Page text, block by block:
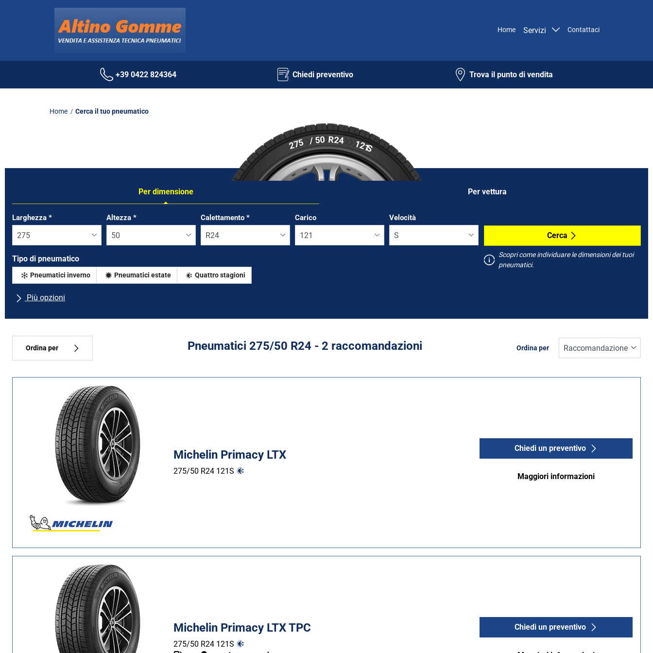
Home Servizi Contattaci
+39 0422 824364 Chiedi preventivo Trova il punto di vendita
Home Cerca il tuo pneumatico
275 / 50 R24 121
S
Per dimensione Per vettura
Tab updated: Per dimensione
Larghezza * Altezza* Calettamento* Carico Velocità
Tipo di pneumatico
Pneumatici inverno Pneumatici estate Quattro stagioni
Più opzioni
Cerca
Scopri come individuare le dimensioni dei tuoi
pneumatici.
Ordina per
Tutti i tipi (2)
Inverno (0)
Estate (0)
Quattro stagioni (2)
Tipo di vettura
Tutti i tipi (2)
Auto (0)
Furgone (0)
Camper (0)
Runflat (0)
Non Run flat (2)
Pneumatici ‎275/50 R24 - 2 raccomandazioni Ordina per
Michelin Primacy LTX
275/50 R24 121S
Chiedi un preventivo
Maggiori informazioni
Michelin Primacy LTX TPC
275/50 R24 121S
Chiedi un preventivo